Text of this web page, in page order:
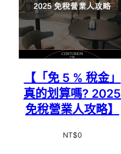
目
排
【「免 5 % 稅金」
真的划算嗎? 2025
免稅營業人攻略】
NT$0